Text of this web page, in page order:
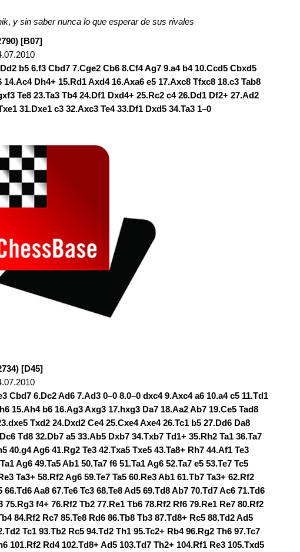
, y sin saber nunca lo que esperar de sus rivales
[B07]
b5 6.f3 Cbd7 7.Cge2 Cb6 8.Cf4 Ag7 9.a4 b4 10.Ccd5 Cbxd5
14.Ac4 Dh4+ 15.Rd1 Axd4 16.Axa6 e5 17.Axc8 Tfxc8 18.c3 Tab8
Te8 23.Ta3 Tb4 24.Df1 Dxd4+ 25.Rc2 c4 26.Dd1 Df2+ 27.Ad2
31.Dxe1 c3 32.Axc3 Te4 33.Df1 Dxd5 34.Ta3 1–0
[D45]
Cbd7 6.Dc2 Ad6 7.Ad3 0–0 8.0–0 dxc4 9.Axc4 a6 10.a4 c5 11.Td1
15.Ah4 b6 16.Ag3 Axg3 17.hxg3 Da7 18.Aa2 Ab7 19.Ce5 Tad8
Txd2 24.Dxd2 Ce4 25.Cxe4 Axe4 26.Tc1 b5 27.Dd6 Da8
Td8 32.Db7 a5 33.Ab5 Dxb7 34.Txb7 Td1+ 35.Rh2 Ta1 36.Ta7
40.g4 Ag6 41.Rg2 Te3 42.Txa5 Txe5 43.Ta8+ Rh7 44.Af1 Te3
Ag6 49.Ta5 Ab1 50.Ta7 f6 51.Ta1 Ag6 52.Ta7 e5 53.Te7 Tc5
Ta3+ 58.Rf2 Ag6 59.Te7 Ta5 60.Re3 Ab1 61.Tb7 Ta3+ 62.Rf2
Aa8 67.Te6 Tc3 68.Te8 Ad5 69.Td8 Ab7 70.Td7 Ac6 71.Td6
f4+ 76.Rf2 Tb2 77.Re1 Tb6 78.Rf2 Rf6 79.Re1 Re7 80.Rf2
84.Rf2 Rc7 85.Te8 Rd6 86.Tb8 Tb3 87.Td8+ Rc5 88.Td2 Ad5
Tc1 93.Tb2 Rc5 94.Td2 Th1 95.Tc2+ Rb4 96.Rg2 Th6 97.Tc7
101.Rf2 Rd4 102.Td8+ Ad5 103.Td7 Th2+ 104.Rf1 Re3 105.Txd5